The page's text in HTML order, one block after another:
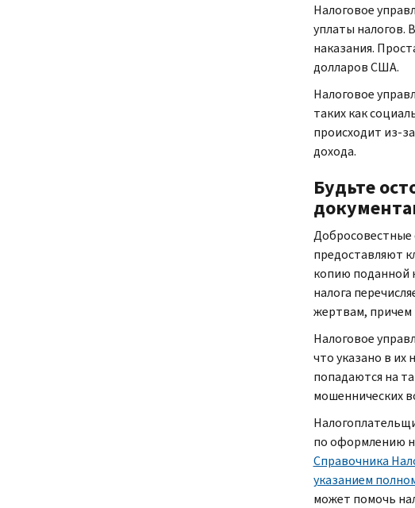
Налоговое
уплаты
наказания.
долларов США.
Налоговое
таких как
происходит из-
дохода.
Будьте
Добросовестные
предоставляют
копию поданной
налога
жертвам, причем
Налоговое
что указано в
попадаются на
мошеннических
по оформлению
Справочника
указанием
может помочь